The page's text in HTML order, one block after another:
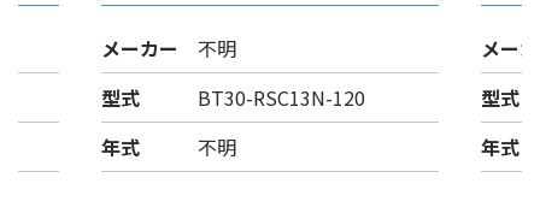
メーカー
不明
型式
BT30-RSC13N-120
年式
不明
メー
型式
年式